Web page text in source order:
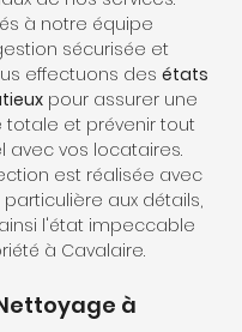
à notre équipe
sécurisée et
effectuons des états
pour assurer une
et prévenir tout
avec vos locataires.
est réalisée avec
aux détails,
l'état impeccable
à Cavalaire.
à